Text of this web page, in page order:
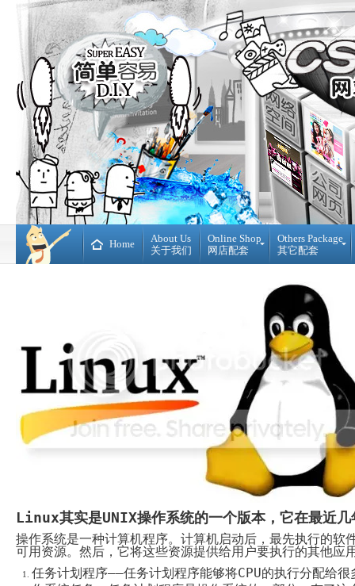
Home
About Us
关于我们
Online Shop
网店配套
店
CMS
Web
智
网
店
FBSTORE
订
单/
爆
Others Package
其它配套
WebBuilder
DIY
站
Loan
System
贷
MLM
Investment
系
统
System
金
网
统
Linux其实是UNIX操作系统的一个版本，它在最近几
操作系统是一种计算机程序。计算机启动后，最先执行的
可用资源。然后，它将这些资源提供给用户要执行的其他应
任务计划程序——任务计划程序能够将CPU的执行分配给